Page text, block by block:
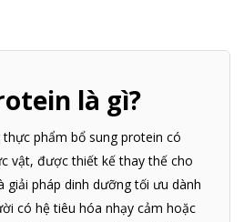
là gì?
phẩm bổ sung protein có
vật, được thiết kế thay thế cho
giải pháp dinh dưỡng tối ưu dành
có hệ tiêu hóa nhạy cảm hoặc